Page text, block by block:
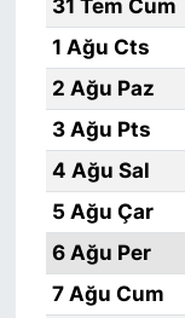
31 Tem Cum
1 Ağu Cts
2 Ağu Paz
3 Ağu Pts
4 Ağu Sal
5 Ağu Çar
6 Ağu Per
7 Ağu Cum